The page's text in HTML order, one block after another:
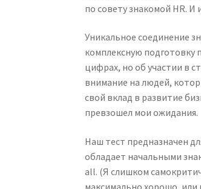
по совету знакомой HR. И
Уникальное соединение
комплексную подготовку
цифрах, но об участии в
внимание на людей,
свой вклад в развитие
превзошел мои ожидания.
Наш тест предназначен
обладает начальными
all. (Я слишком